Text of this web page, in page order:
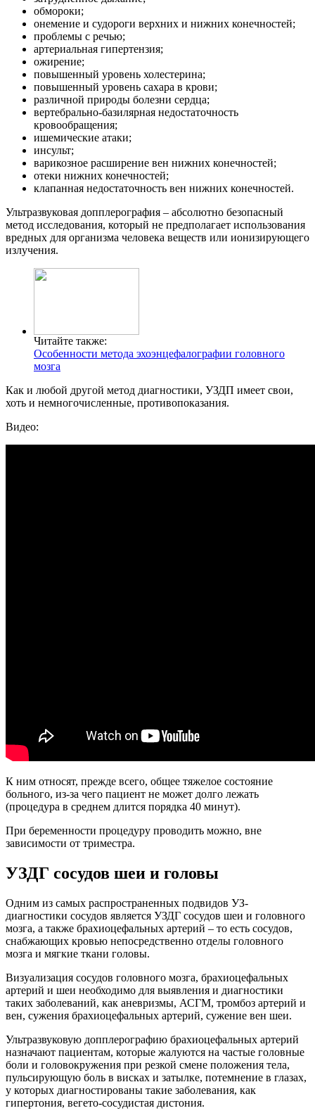
обмороки;
онемение и судороги верхних и нижних конечностей;
проблемы с речью;
артериальная гипертензия;
ожирение;
повышенный уровень холестерина;
повышенный уровень сахара в крови;
различной природы болезни сердца;
вертебрально-базилярная недостаточность
кровообращения;
ишемические атаки;
инсульт;
варикозное расширение вен нижних конечностей;
отеки нижних конечностей;
клапанная недостаточность вен нижних конечностей.
Ультразвуковая допплерография – абсолютно безопасный
метод исследования, который не предполагает использования
вредных для организма человека веществ или ионизирующего
излучения.
Читайте также:
Особенности метода эхоэнцефалографии головного
мозга
Как и любой другой метод диагностики, УЗДП имеет свои,
хоть и немногочисленные, противопоказания.
Видео:
К ним относят, прежде всего, общее тяжелое состояние
больного, из-за чего пациент не может долго лежать
(процедура в среднем длится порядка 40 минут).
При беременности процедуру проводить можно, вне
зависимости от триместра.
УЗДГ сосудов шеи и головы
Одним из самых распространенных подвидов УЗ-
диагностики сосудов является УЗДГ сосудов шеи и головного
мозга, а также брахиоцефальных артерий – то есть сосудов,
снабжающих кровью непосредственно отделы головного
мозга и мягкие ткани головы.
Визуализация сосудов головного мозга, брахиоцефальных
артерий и шеи необходимо для выявления и диагностики
таких заболеваний, как аневризмы, АСГМ, тромбоз артерий и
вен, сужения брахиоцефальных артерий, сужение вен шеи.
Ультразвуковую допплерографию брахиоцефальных артерий
назначают пациентам, которые жалуются на частые головные
боли и головокружения при резкой смене положения тела,
пульсирующую боль в висках и затылке, потемнение в глазах,
у которых диагностированы такие заболевания, как
гипертония, вегето-сосудистая дистония.